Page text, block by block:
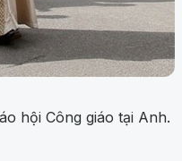
hội Công giáo tại Anh.